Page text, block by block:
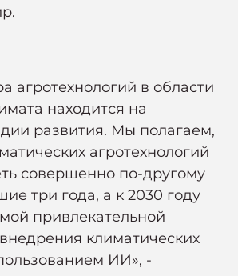
агротехнологий в области
находится на
развития. Мы полагаем,
агротехнологий
совершенно по-другому
три года, а к 2030 году
привлекательной
климатических
ИИ», -